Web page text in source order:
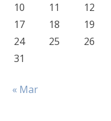
10
11 12
17
18 19
24
25 26
31
« Mar